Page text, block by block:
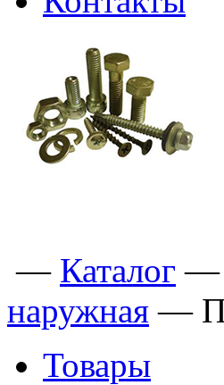
— Каталог —
наружная —
Товары